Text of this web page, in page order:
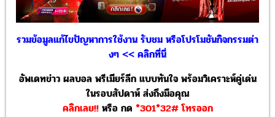
รวมข้อมูลแก้ไขปัญหาการใช้งาน รับชม หรือโปรโมชันกิจกรรมต่า
งๆ << คลิกที่นี่
อัพเดทข่าว ผลบอล พรีเมียร์ลีก แบบทันใจ พร้อมวิเคราะห์คู่เด่น
ในรอบสัปดาห์ ส่งถึงมือคุณ
คลิกเลย!! หรือ กด *301*32# โทรออก